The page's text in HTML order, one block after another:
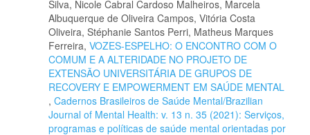
Silva, Nicole Cabral Cardoso Malheiros, Marcela
Albuquerque de Oliveira Campos, Vitória Costa
Oliveira, Stéphanie Santos Perri, Matheus Marques
Ferreira, VOZES-ESPELHO: O ENCONTRO COM O
COMUM E A ALTERIDADE NO PROJETO DE
EXTENSÃO UNIVERSITÁRIA DE GRUPOS DE
RECOVERY E EMPOWERMENT EM SAÚDE MENTAL
, Cadernos Brasileiros de Saúde Mental/Brazilian
Journal of Mental Health: v. 13 n. 35 (2021): Serviços,
programas e políticas de saúde mental orientadas por